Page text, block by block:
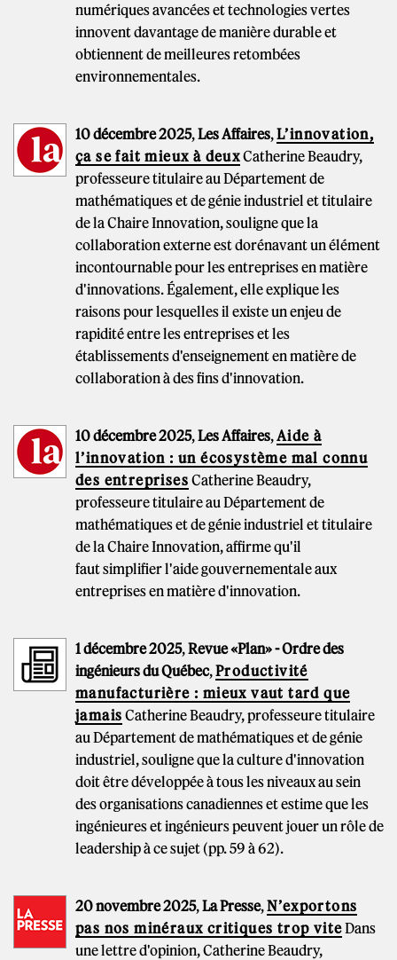
numériques avancées et technologies vertes
innovent davantage de manière durable et
obtiennent de meilleures retombées
environnementales.
10 décembre 2025,Les Affaires,L’innovation,
ça se fait mieux à deuxCatherine Beaudry,
professeure titulaire au Département de
mathématiques et de génie industriel et titulaire
de la Chaire Innovation, souligne que la
collaboration externe est dorénavant un élément
incontournable pour les entreprises en matière
d'innovations. Également, elle explique les
raisons pour lesquelles il existe un enjeu de
rapidité entre les entreprises et les
établissements d'enseignement en matière de
collaboration à des fins d'innovation.
10 décembre 2025,Les Affaires,Aide à
l’innovation : un écosystème mal connu
des entreprises Catherine Beaudry,
professeure titulaire au Département de
mathématiques et de génie industriel et titulaire
de la Chaire Innovation, affirme qu'il
faut simplifier l'aide gouvernementale aux
entreprises en matière d'innovation.
1 décembre 2025,Revue «Plan» - Ordre des
ingénieurs du Québec,Productivité
manufacturière : mieux vaut tard que
jamais Catherine Beaudry, professeure titulaire
au Département de mathématiques et de génie
industriel, souligne que la culture d'innovation
doit être développée à tous les niveaux au sein
des organisations canadiennes et estime que les
ingénieures et ingénieurs peuvent jouer un rôle de
leadership à ce sujet (pp. 59 à 62).
20 novembre 2025,La Presse,N’exportons
pas nos minéraux critiques trop viteDans
une lettre d'opinion, Catherine Beaudry,